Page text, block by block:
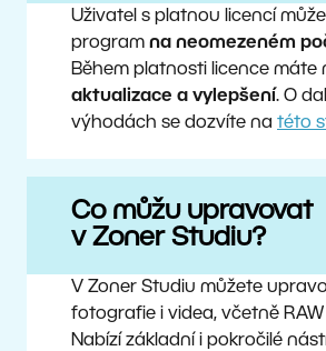
Uživatel s platnou licencí
program na neomezeném
Během platnosti licence máte
aktualizace a vylepšení . O
výhodách se dozvíte na této
Co můžu upravovat
v Zoner Studiu?
V Zoner Studiu můžete
fotografie i videa, včetně
Nabízí základní i pokročilé